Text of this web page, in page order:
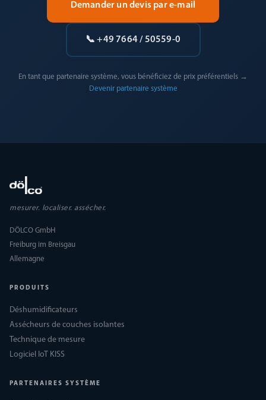
Demander un devis par e-mail
📞 +49 7664 / 50559-0
En tant que partenaire système, vous bénéficiez de prix préférentiels →
Devenir partenaire système
mesurer. localiser. assécher.
DÖLCO GmbH
Freiburg im Breisgau
Allemagne
PRODUITS
Déshumidificateurs
Assécheurs de couches isolantes
Technique de mesure
Logiciel IoT KISS
PARTENAIRES SYSTÈME